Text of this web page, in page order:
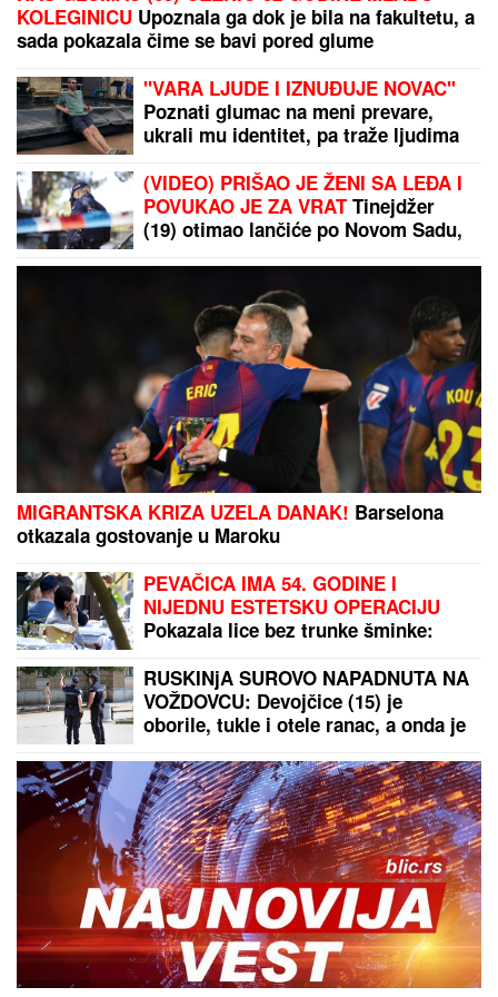
KOLEGINICU Upoznala ga dok je bila na fakultetu, a
sada pokazala čime se bavi pored glume
"VARA LJUDE I IZNUĐUJE NOVAC"
Poznati glumac na meni prevare,
ukrali mu identitet, pa traže ljudima
(VIDEO) PRIŠAO JE ŽENI SA LEĐA I
POVUKAO JE ZA VRATTinejdžer
(19) otimao lančiće po Novom Sadu,
MIGRANTSKA KRIZA UZELA DANAK! Barselona
otkazala gostovanje u Maroku
PEVAČICA IMA 54. GODINE I
NIJEDNU ESTETSKU OPERACIJU
Pokazala lice bez trunke šminke:
sam!"
RUSKINjA SUROVO NAPADNUTA NA
VOŽDOVCU: Devojčice (15) je
oborile, tukle i otele ranac, a onda je